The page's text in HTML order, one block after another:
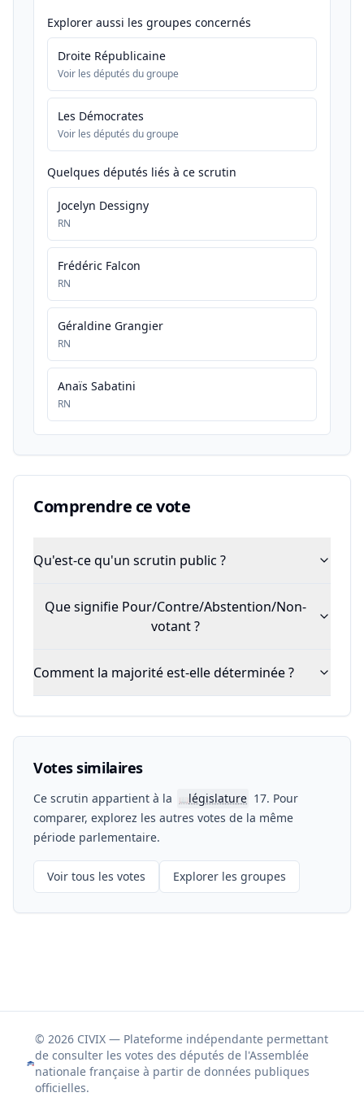
Explorer aussi les groupes concernés
Droite Républicaine
Voir les députés du groupe
Les Démocrates
Voir les députés du groupe
Quelques députés liés à ce scrutin
Jocelyn Dessigny
RN
Frédéric Falcon
RN
Géraldine Grangier
RN
Anaïs Sabatini
RN
Comprendre ce vote
Qu'est-ce qu'un scrutin public ?
Que signifie Pour/Contre/Abstention/Non-
votant ?
Comment la majorité est-elle déterminée ?
Votes similaires
Ce scrutin appartient à la 📖législature 17. Pour
comparer, explorez les autres votes de la même
période parlementaire.
Voir tous les votes Explorer les groupes
© 2026 CIVIX — Plateforme indépendante permettant
de consulter les votes des députés de l'Assemblée
nationale française à partir de données publiques
officielles.